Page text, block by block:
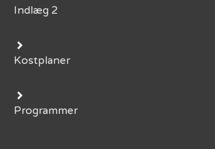
Indlæg 2
Kostplaner
Programmer